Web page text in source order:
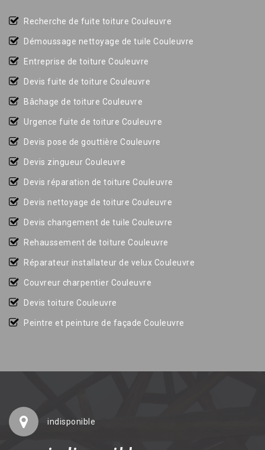
Recherche de fuite toiture Couleuvre
Démoussage nettoyage de tuile Couleuvre
Entreprise de toiture Couleuvre
Devis fuite de toiture Couleuvre
Bâchage de toiture Couleuvre
Urgence fuite de toiture Couleuvre
Devis pose de gouttière Couleuvre
Devis zingueur Couleuvre
Devis réparation de toiture Couleuvre
Devis nettoyage de toiture Couleuvre
Devis changement de tuile Couleuvre
Rehaussement de toiture Couleuvre
Réparateur installateur de velux Couleuvre
Couvreur charpentier Couleuvre
Devis toiture Couleuvre
Peintre et peinture de façade Couleuvre
indisponible